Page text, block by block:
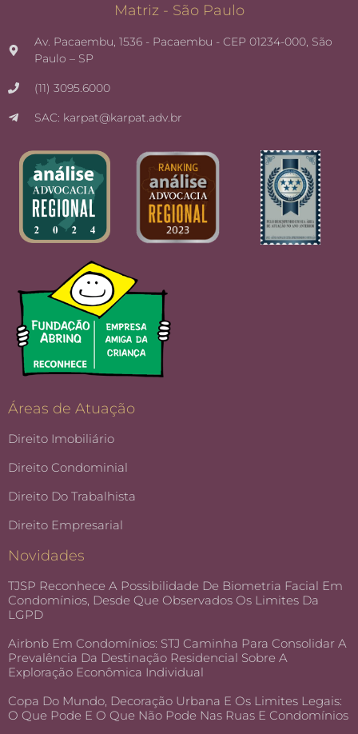
Matriz - São Paulo
Av. Pacaembu, 1536 - Pacaembu - CEP 01234-000, São
Paulo – SP
(11) 3095.6000
SAC: karpat@karpat.adv.br
Áreas de Atuação
Direito Imobiliário
Direito Condominial
Direito Do Trabalhista
Direito Empresarial
Novidades
TJSP Reconhece A Possibilidade De Biometria Facial Em
Condomínios, Desde Que Observados Os Limites Da
LGPD
Airbnb Em Condomínios: STJ Caminha Para Consolidar A
Prevalência Da Destinação Residencial Sobre A
Exploração Econômica Individual
Copa Do Mundo, Decoração Urbana E Os Limites Legais:
O Que Pode E O Que Não Pode Nas Ruas E Condomínios